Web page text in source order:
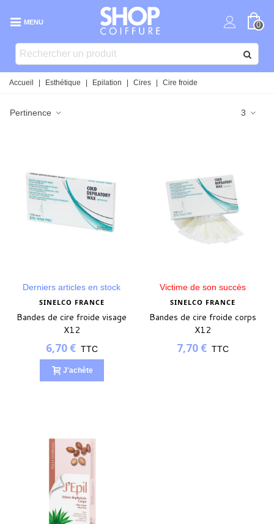
MENU 0
Accueil Esthétique Epilation Cires Cire froide
Pertinence 3
Derniers articles en stock
SINELCO FRANCE
Bandes de cire froide visage
X12
6,70 € TTC
J'achète
Victime de son succès
SINELCO FRANCE
Bandes de cire froide corps
X12
7,70 € TTC